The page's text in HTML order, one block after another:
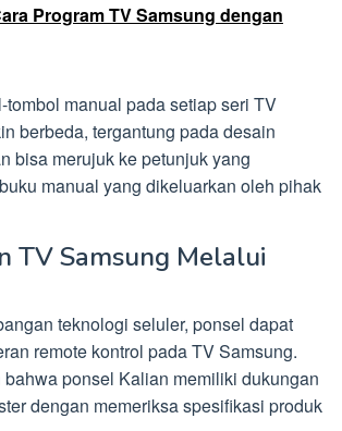
Program TV Samsung dengan
tombol manual pada setiap seri TV
berbeda, tergantung pada desain
bisa merujuk ke petunjuk yang
manual yang dikeluarkan oleh pihak
TV Samsung Melalui
teknologi seluler, ponsel dapat
remote kontrol pada TV Samsung.
bahwa ponsel Kalian memiliki dukungan
dengan memeriksa spesifikasi produk